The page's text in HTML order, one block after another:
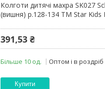
Колготи дитячі махра SK027
(вишня) р.128-134 ТМ Star Kids
391,53 ₴
Більше 10 од. Оптом і в роздріб
Купити